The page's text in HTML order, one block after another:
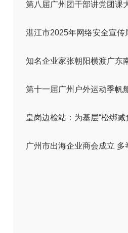
第八届广州团干部讲党团课
湛江市2025年网络安全宣传
知名企业家张朝阳横渡广东
第十一届广州户外运动季帆
皇岗边检站：为基层“松绑减
广州市出海企业商会成立